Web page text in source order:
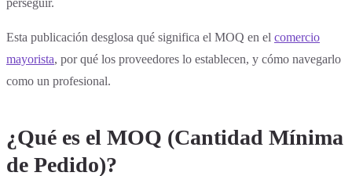
perseguir.
Esta publicación desglosa qué significa el MOQ en el comercio
mayorista, por qué los proveedores lo establecen, y cómo navegarlo
como un profesional.
¿Qué es el MOQ (Cantidad Mínima
de Pedido)?